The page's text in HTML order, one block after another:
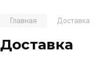
Главная Доставка
Доставка